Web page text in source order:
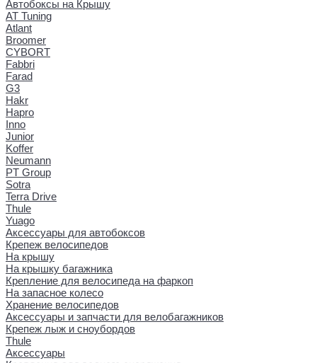
Автобоксы на Крышу
AT Tuning
Atlant
Broomer
CYBORT
Fabbri
Farad
G3
Hakr
Hapro
Inno
Junior
Koffer
Neumann
PT Group
Sotra
Terra Drive
Thule
Yuago
Аксессуары для автобоксов
Крепеж велосипедов
На крышу
На крышку багажника
Крепление для велосипеда на фаркоп
На запасное колесо
Хранение велосипедов
Аксессуары и запчасти для велобагажников
Крепеж лыж и сноубордов
Thule
Аксессуары